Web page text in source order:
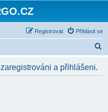
Přihlásit se
Registrovat
a přihlášeni.